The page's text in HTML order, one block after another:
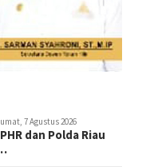
7 Agustus 2026
dan Polda Riau